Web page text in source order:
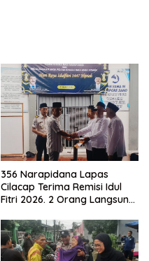
356 Narapidana Lapas
Cilacap Terima Remisi Idul
Fitri 2026. 2 Orang Langsung